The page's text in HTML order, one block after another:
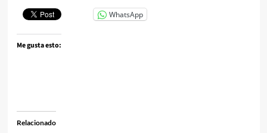
WhatsApp
Me gusta esto:
Relacionado